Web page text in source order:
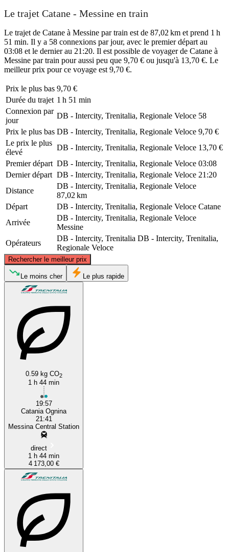
Le trajet Catane - Messine en train
Le trajet de Catane à Messine par train est de 87,02 km et prend 1 h
51 min. Il y a 58 connexions par jour, avec le premier départ au
03:08 et le dernier au 21:20. Il est possible de voyager de Catane à
Messine par train pour aussi peu que 9,70 € ou jusqu'à 13,70 €. Le
meilleur prix pour ce voyage est 9,70 €.
Prix ​​le plus bas 9,70 €
Durée du trajet 1 h 51 min
Connexion par
jour
DB - Intercity, Trenitalia, Regionale Veloce 58
Prix ​​le plus bas DB - Intercity, Trenitalia, Regionale Veloce 9,70 €
Le prix le plus
élevé
DB - Intercity, Trenitalia, Regionale Veloce 13,70 €
Premier départ DB - Intercity, Trenitalia, Regionale Veloce 03:08
Dernier départ DB - Intercity, Trenitalia, Regionale Veloce 21:20
Distance
DB - Intercity, Trenitalia, Regionale Veloce
87,02 km
Départ
DB - Intercity, Trenitalia, Regionale Veloce Catane
Arrivée
DB - Intercity, Trenitalia, Regionale Veloce
Messine
Opérateurs
DB - Intercity, Trenitalia DB - Intercity, Trenitalia,
Regionale Veloce
Rechercher le meilleur prix
Le moins cher Le plus rapide
0.59 kg CO2
1 h 44 min
19:57
Catania Ognina
21:41
Messina Central Station
direct
1 h 44 min
4 173,00 €